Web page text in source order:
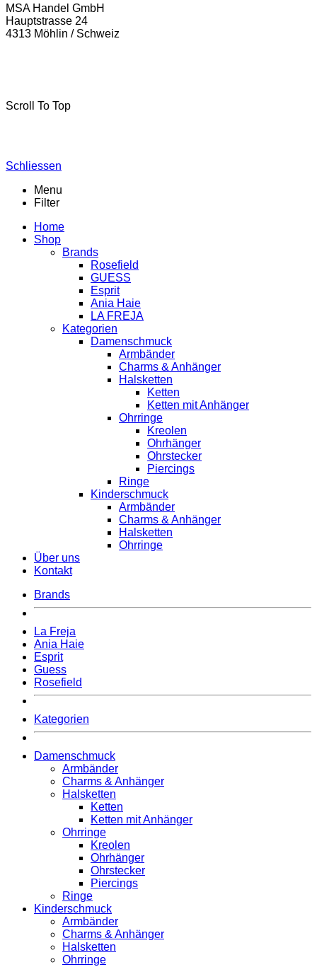
MSA Handel GmbH
Hauptstrasse 24
4313 Möhlin / Schweiz
Scroll To Top
Schliessen
Menu
Filter
Home
Shop
Brands
Rosefield
GUESS
Esprit
Ania Haie
LA FREJA
Kategorien
Damenschmuck
Armbänder
Charms & Anhänger
Halsketten
Ketten
Ketten mit Anhänger
Ohrringe
Kreolen
Ohrhänger
Ohrstecker
Piercings
Ringe
Kinderschmuck
Armbänder
Charms & Anhänger
Halsketten
Ohrringe
Über uns
Kontakt
Brands
La Freja
Ania Haie
Esprit
Guess
Rosefield
Kategorien
Damenschmuck
Armbänder
Charms & Anhänger
Halsketten
Ketten
Ketten mit Anhänger
Ohrringe
Kreolen
Ohrhänger
Ohrstecker
Piercings
Ringe
Kinderschmuck
Armbänder
Charms & Anhänger
Halsketten
Ohrringe